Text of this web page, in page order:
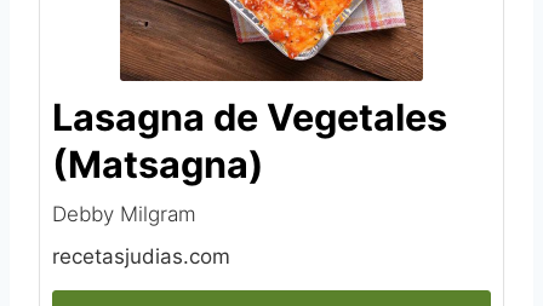
Lasagna de Vegetales
(Matsagna)
Debby Milgram
recetasjudias.com